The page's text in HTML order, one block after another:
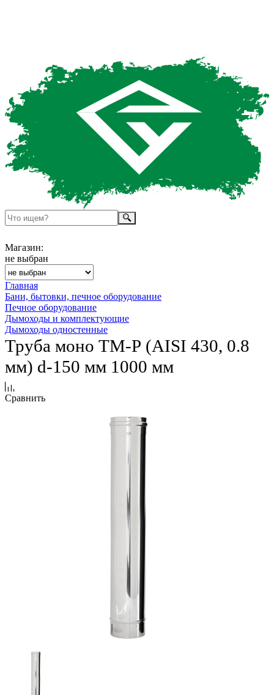
Магазин:
не выбран
Главная
Бани, бытовки, печное оборудование
Печное оборудование
Дымоходы и комплектующие
Дымоходы одностенные
Труба моно ТМ-Р (AISI 430, 0.8
мм) d-150 мм 1000 мм
Сравнить